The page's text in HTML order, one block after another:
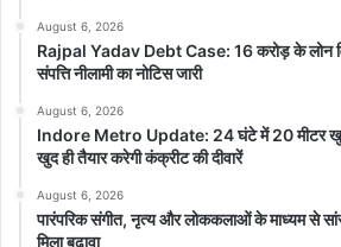
August 6, 2026
Rajpal Yadav Debt Case: 16 करोड़ के लोन
संपत्ति नीलामी का नोटिस जारी
August 6, 2026
Indore Metro Update: 24 घंटे में 20 मीटर
खुद ही तैयार करेगी कंक्रीट की दीवारें
August 6, 2026
पारंपरिक संगीत, नृत्य और लोककलाओं के माध्यम से
मिला बढ़ावा